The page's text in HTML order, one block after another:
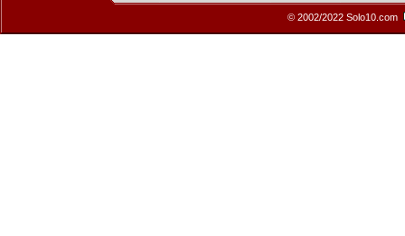
© 2002/2022 Solo10.com